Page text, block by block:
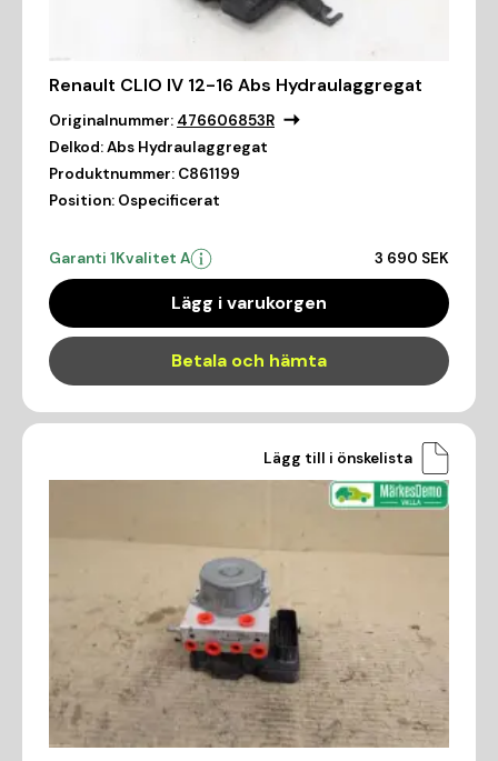
Renault CLIO IV 12-16 Abs Hydraulaggregat
Originalnummer: 476606853R
Delkod:Abs Hydraulaggregat
Produktnummer: C861199
Position: Ospecificerat
Garanti 1Kvalitet A 3 690 SEK
Lägg i varukorgen
Betala och hämta
Lägg till i önskelista